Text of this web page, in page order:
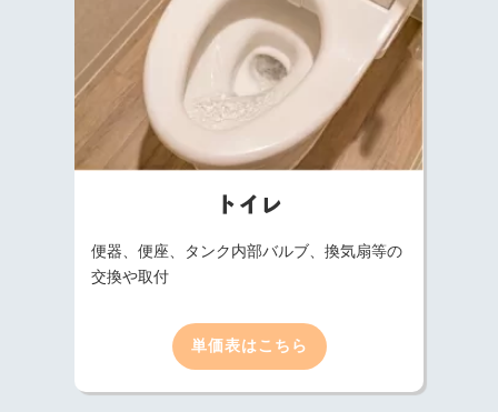
トイレ
便器、便座、タンク内部バルブ、換気扇等の
交換や取付
単価表はこちら